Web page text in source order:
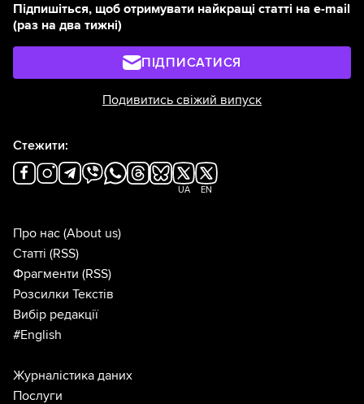
Підпишіться, щоб отримувати найкращі статті на e-mail
(раз на два тижні)
ПІДПИСАТИСЯ
Подивитись свіжий випуск
Стежити:
UA EN
Про нас (About us)
Статті (RSS)
Фрагменти (RSS)
Розсилки Текстів
Вибір редакції
#English
Журналістика даних
Послуги